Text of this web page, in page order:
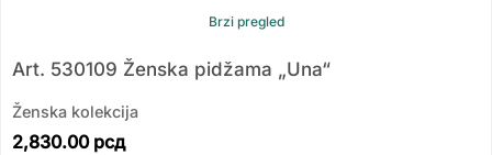
Brzi pregled
Art. 530109 Ženska pidžama „Una“
Ženska kolekcija
2,830.00 рсд